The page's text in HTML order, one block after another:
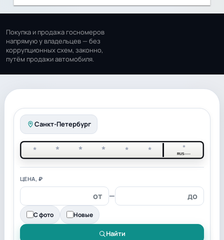
Покупка и продажа госномеров
напрямую у владельцев — без
коррупционных схем, законно,
путём продажи автомобиля.
Санкт-Петербург
* * * * * * *
RUS
ЦЕНА, ₽
—
С фото Новые
Найти